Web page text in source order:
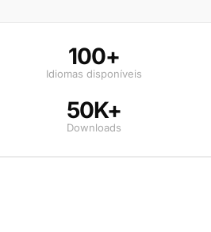
100+
Idiomas disponíveis
50K+
Downloads